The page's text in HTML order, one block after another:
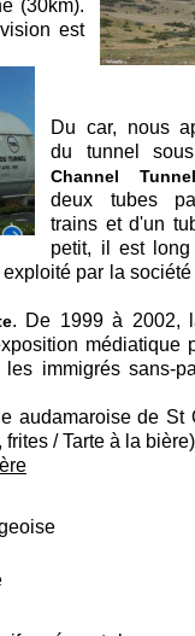
(30km).
est
Du car, nous
du tunnel
Channel
deux tubes
trains et d'un
petit, il est long
par la
. De 1999 à 2002,
médiatique
immigrés sans-
audamaroise de St
/ Tarte à la